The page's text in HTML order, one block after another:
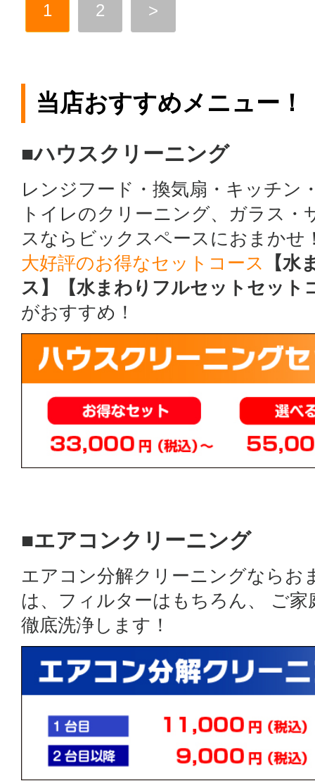
1 2 >
当店おすすめメニュー！
■ハウスクリーニング
レンジフード・換気扇・キッチン
トイレのクリーニング、ガラス
スならビックスペースにおまかせ
大好評のお得なセットコース
【
ス】【水まわりフルセットセット
がおすすめ！
■エアコンクリーニング
エアコン分解クリーニングならお
は、フィルターはもちろん、 ご
徹底洗浄します！